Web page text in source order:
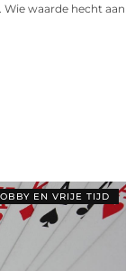
waarde hecht aan
EN VRIJE TIJD